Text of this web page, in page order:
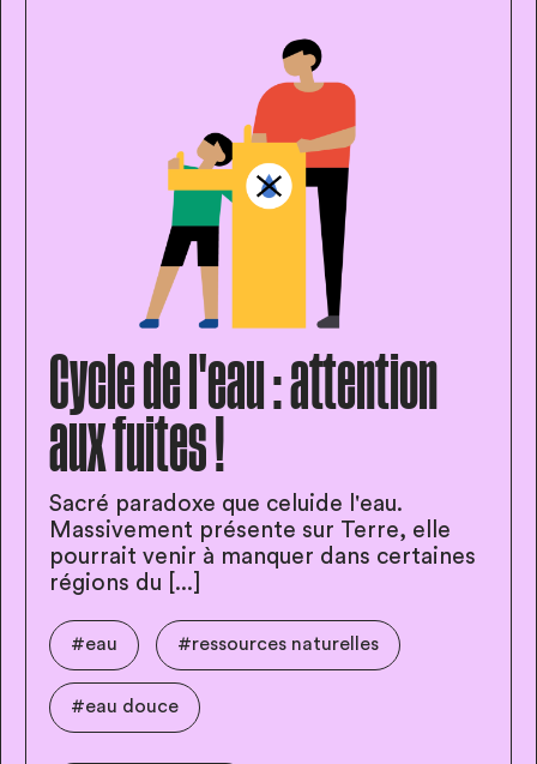
Cycle de l'eau : attention
aux fuites !
Sacré paradoxe que celuide l'eau.
Massivement présente sur Terre, elle
pourrait venir à manquer dans certaines
régions du [...]
#eau #ressources naturelles
#eau douce